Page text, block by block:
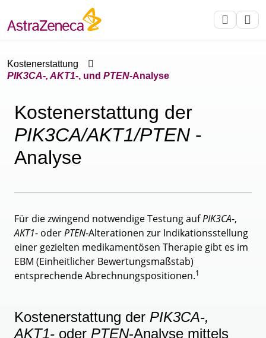
Kostenerstattung
PIK3CA-, AKT1-, und PTEN-Analyse
Kostenerstattung der
PIK3CA/AKT1/PTEN -
Analyse
Für die zwingend notwendige Testung aufPIK3CA-,
AKT1- oderPTEN-Alterationen zur Indikationsstellung
einer gezielten medikamentösen Therapie gibt es im
EBM (Einheitlicher Bewertungsmaßstab)
entsprechende Abrechnungspositionen.1
Kostenerstattung der PIK3CA-,
AKT1- oder PTEN-Analyse mittels